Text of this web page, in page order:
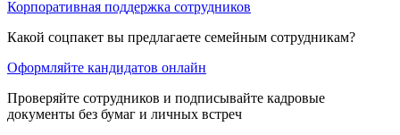
Корпоративная поддержка сотрудников
Какой соцпакет вы предлагаете семейным сотрудникам?
Оформляйте кандидатов онлайн
Проверяйте сотрудников и подписывайте кадровые
документы без бумаг и личных встреч